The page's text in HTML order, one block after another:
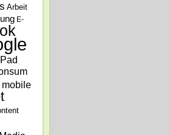
Arbeit
E-
mobile